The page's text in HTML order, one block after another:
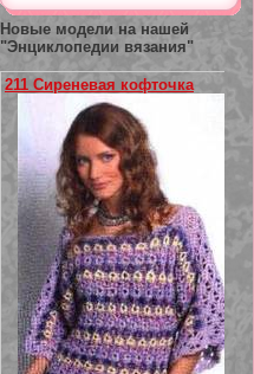
Новые модели на нашей
"Энциклопедии вязания"
211 Сиреневая кофточка